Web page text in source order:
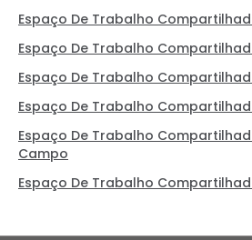
Espaço De Trabalho
Espaço De Trabalho
Espaço De Trabalho
Espaço De Trabalho
Espaço De Trabalho
Campo
Espaço De Trabalho